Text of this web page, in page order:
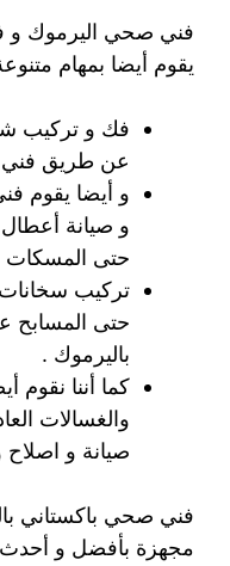
فني صحي اليرموك و
يقوم أيضا بمهام
فك و تركيب
عن طريق فني
و أيضا يقوم
و صيانة
حتى المسكات
تركيب سخانات
حتى
باليرموك .
كما أننا نقوم
والغسالات
صيانة و اصلاح
فني صحي باكستاني
مجهزة بأفضل و